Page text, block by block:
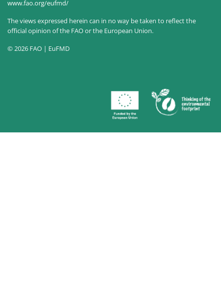
www.fao.org/eufmd/
The views expressed herein can in no way be taken to reflect the
official opinion of the FAO or the European Union.
© 2026 FAO | EuFMD